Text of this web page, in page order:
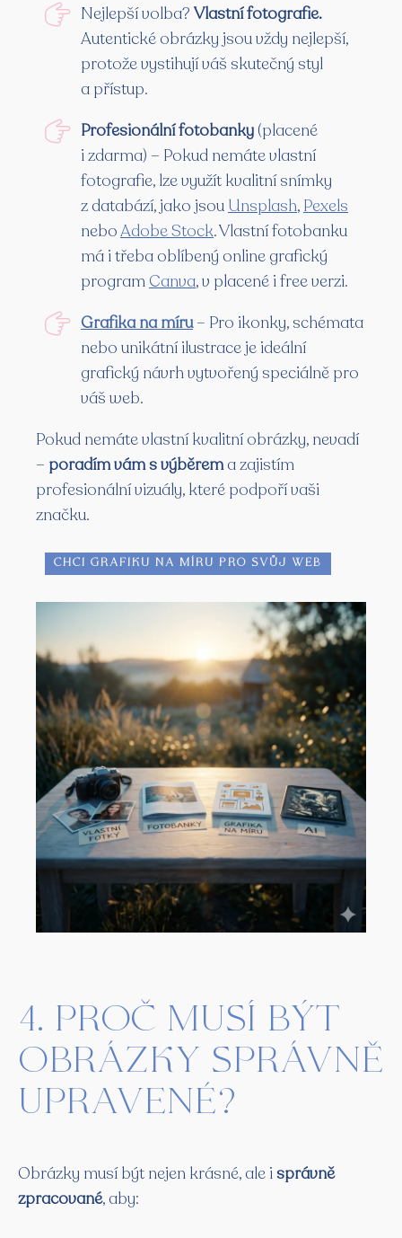
Nejlepší volba? Vlastní fotografie.
Autentické obrázky jsou vždy nejlepší,
protože vystihují váš skutečný styl
a přístup.
Profesionální fotobanky (placené
i zdarma) – Pokud nemáte vlastní
fotografie, lze využít kvalitní snímky
z databází, jako jsou Unsplash, Pexels
neboAdobe Stock. Vlastní fotobanku
má i třeba oblíbený online grafický
program Canva, v placené i free verzi.
Grafika na míru– Pro ikonky, schémata
nebo unikátní ilustrace je ideální
grafický návrh vytvořený speciálně pro
váš web.
Pokud nemáte vlastní kvalitní obrázky, nevadí
– poradím vám s výběrema zajistím
profesionální vizuály, které podpoří vaši
značku.
Chci grafiku na míru pro svůj web
4. Proč musí být
obrázky správně
upravené?
Obrázky musí být nejen krásné, ale i správně
zpracované, aby: